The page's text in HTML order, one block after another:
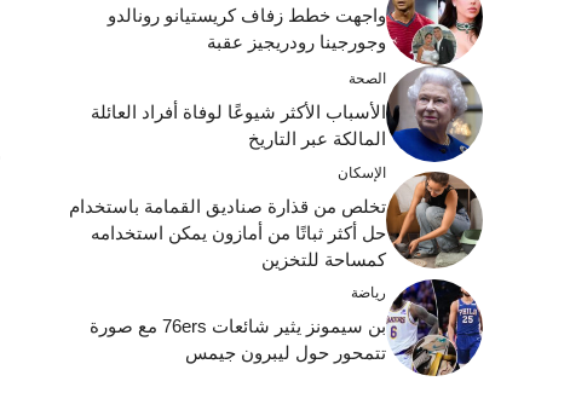
واجهت خطط زفاف كريستيانو رونالدو
وجورجينا رودريجيز عقبة
الصحة
الأسباب الأكثر شيوعًا لوفاة أفراد العائلة
المالكة عبر التاريخ
الإسكان
تخلص من قذارة صناديق القمامة باستخدام
حل أكثر ثباتًا من أمازون يمكن استخدامه
كمساحة للتخزين
رياضة
بن سيمونز يثير شائعات 76ers مع صورة
تتمحور حول ليبرون جيمس